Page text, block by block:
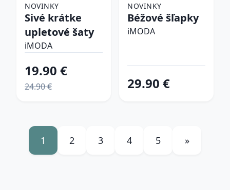
NOVINKY
Sivé krátke
upletové šaty
iMODA
19.90 €
24.90 €
NOVINKY
Béžové šľapky
iMODA
29.90 €
1 2 3 4 5 »